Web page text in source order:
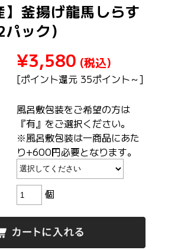
】釜揚げ龍馬しらす
ック）
¥3,580 (税込)
[ポイント還元 35ポイント～]
風呂敷包装をご希望の方は
『有』をご選択ください。
※風呂敷包装は一商品にあた
り+600円必要となります。
個